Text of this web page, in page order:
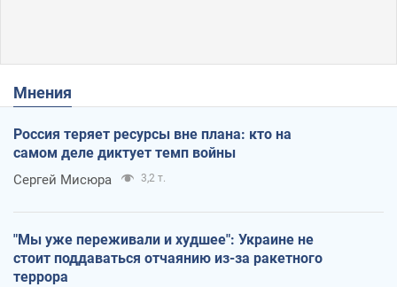
Мнения
Россия теряет ресурсы вне плана: кто на
самом деле диктует темп войны
Сергей Мисюра 3,2 т.
"Мы уже переживали и худшее": Украине не
стоит поддаваться отчаянию из-за ракетного
террора